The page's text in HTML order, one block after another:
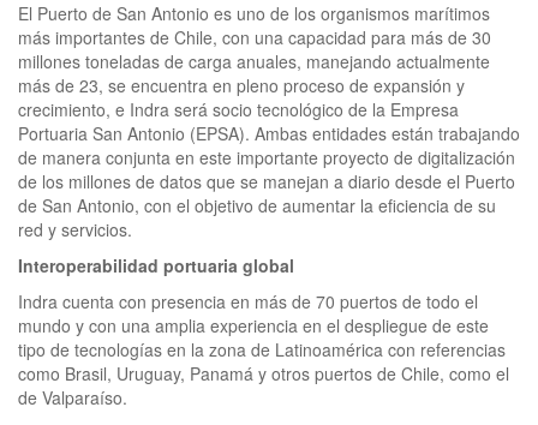
El Puerto de San Antonio es uno de los organismos marítimos
más importantes de Chile, con una capacidad para más de 30
millones toneladas de carga anuales, manejando actualmente
más de 23, se encuentra en pleno proceso de expansión y
crecimiento, e Indra será socio tecnológico de la Empresa
Portuaria San Antonio (EPSA). Ambas entidades están trabajando
de manera conjunta en este importante proyecto de digitalización
de los millones de datos que se manejan a diario desde el Puerto
de San Antonio, con el objetivo de aumentar la eficiencia de su
red y servicios.
Interoperabilidad portuaria global
Indra cuenta con presencia en más de 70 puertos de todo el
mundo y con una amplia experiencia en el despliegue de este
tipo de tecnologías en la zona de Latinoamérica con referencias
como Brasil, Uruguay, Panamá y otros puertos de Chile, como el
de Valparaíso.